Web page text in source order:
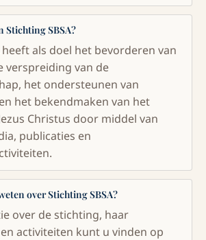
Stichting SBSA?
heeft als doel het bevorderen van
verspreiding van de
het ondersteunen van
het bekendmaken van het
Christus door middel van
publicaties en
over Stichting SBSA?
over de stichting, haar
activiteiten kunt u vinden op